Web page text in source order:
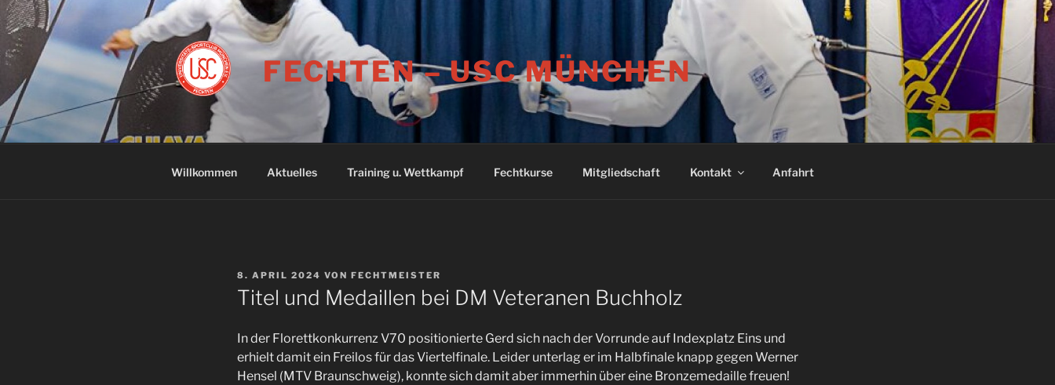
Zum
Inhalt
springen
FECHTEN – USC MÜNCHEN
Willkommen Aktuelles Training u. Wettkampf Fechtkurse Mitgliedschaft Kontakt Anfahrt
VERÖFFENTLICHT
AM
8. APRIL 2024 VON FECHTMEISTER
Titel und Medaillen bei DM Veteranen Buchholz
In der Florettkonkurrenz V70 positionierte Gerd sich nach der Vorrunde auf Indexplatz Eins und
erhielt damit ein Freilos für das Viertelfinale. Leider unterlag er im Halbfinale knapp gegen Werner
Hensel (MTV Braunschweig), konnte sich damit aber immerhin über eine Bronzemedaille freuen!